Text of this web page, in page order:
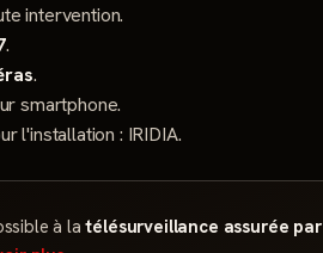
intervention.
.
.
smartphone.
l'installation : IRIDIA.
à latélésurveillance assurée par